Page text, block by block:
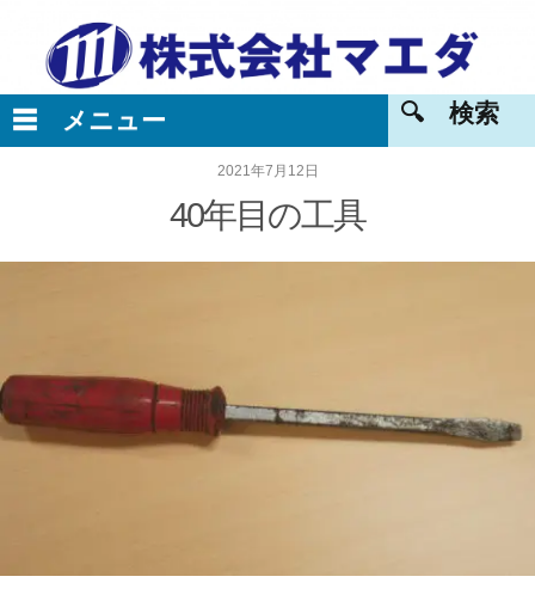
2021年7月12日
40年目の工具